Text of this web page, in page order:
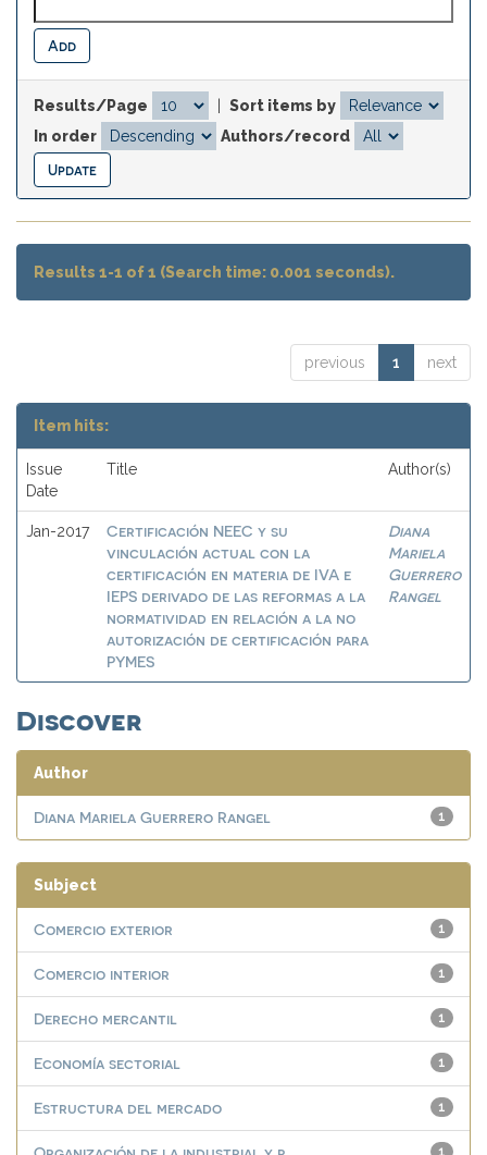
Results/Page
Sort items by
In order
Authors/record
Results 1-1 of 1 (Search time: 0.001 seconds).
previous 1 next
Item hits:
Issue
Date
Title Author(s)
Jan-2017
Certificación NEEC y su
vinculación actual con la
certificación en materia de IVA e
IEPS derivado de las reformas a la
normatividad en relación a la no
autorización de certificación para
PYMES
Diana
Mariela
Guerrero
Rangel
Discover
Author
1
Diana Mariela Guerrero Rangel
Subject
1
Comercio exterior
1
Comercio interior
1
Derecho mercantil
1
Economía sectorial
1
Estructura del mercado
1